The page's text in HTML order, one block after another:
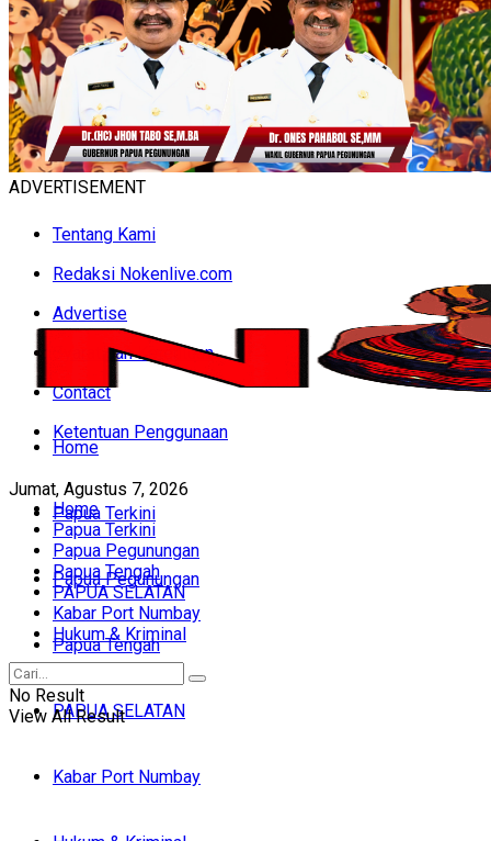
ADVERTISEMENT
Tentang Kami
Redaksi Nokenlive.com
Advertise
Syarat dan Ketentuan
Contact
Ketentuan Penggunaan
Jumat, Agustus 7, 2026
Home
Papua Terkini
Papua Pegunungan
Papua Tengah
PAPUA SELATAN
Kabar Port Numbay
Home
Papua Terkini
Papua Pegunungan
Papua Tengah
PAPUA SELATAN
Kabar Port Numbay
Hukum & Kriminal
No Result
View All Result